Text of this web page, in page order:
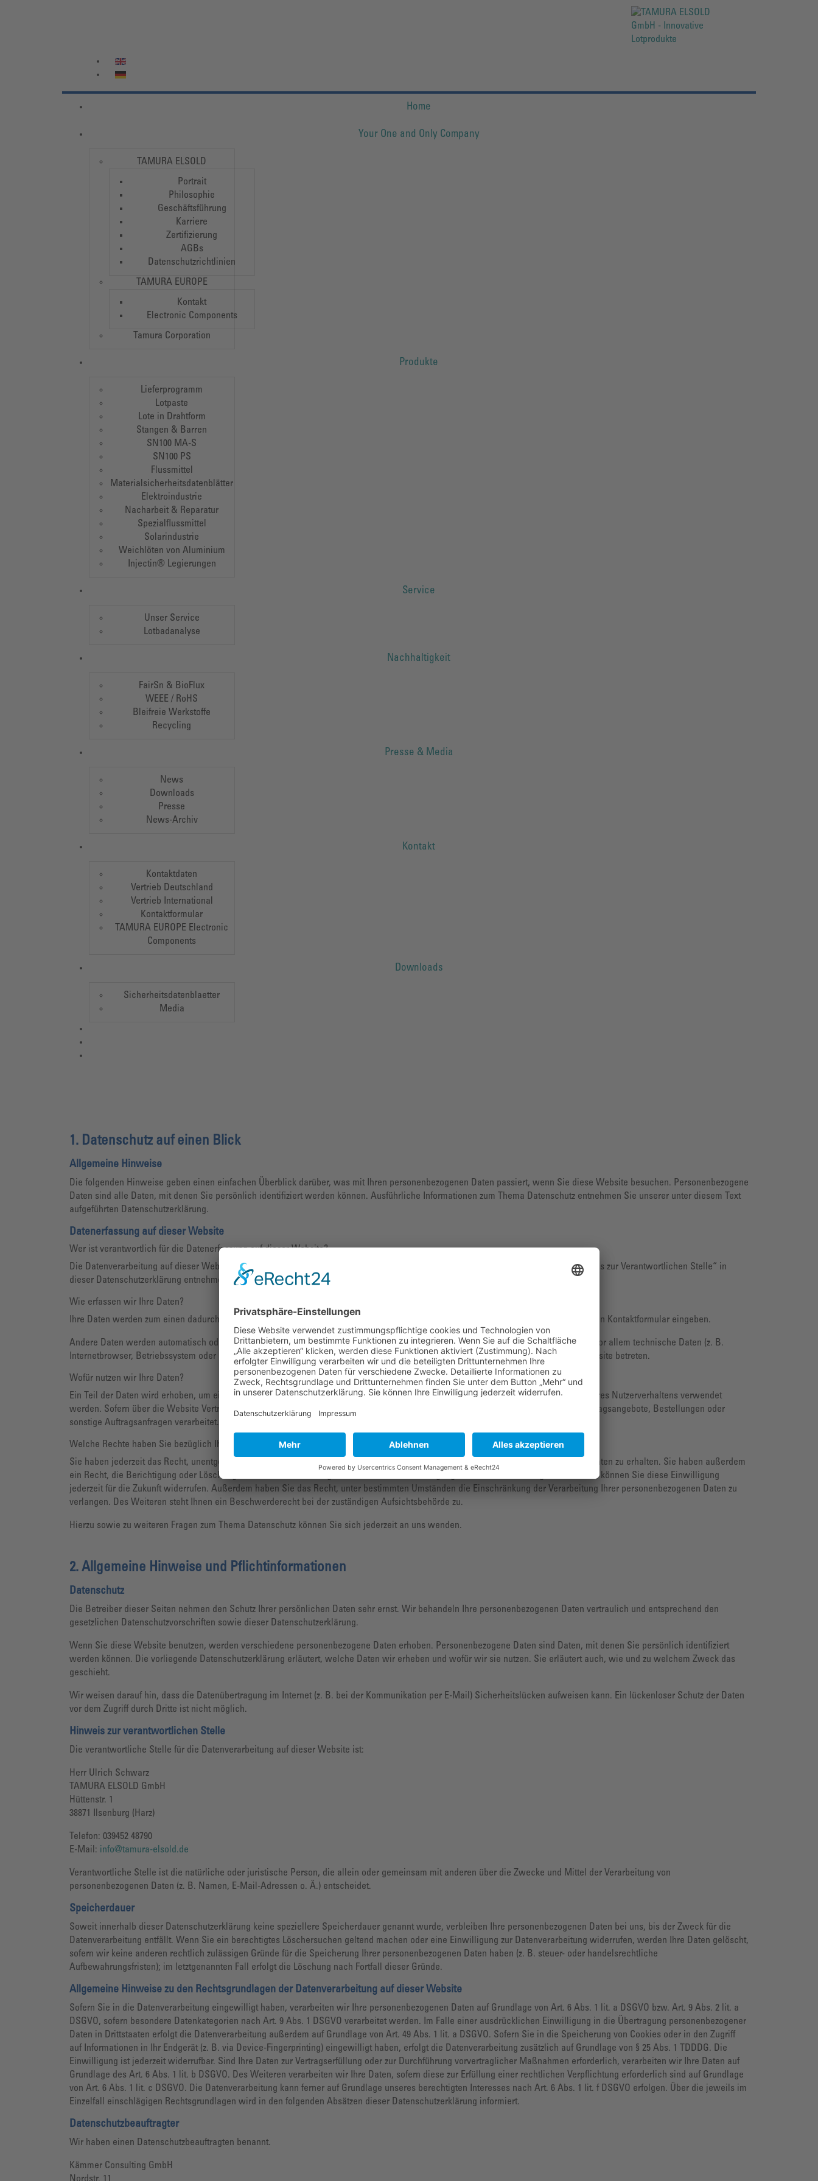
Home
Your One and Only Company
TAMURA ELSOLD
Portrait
Philosophie
Geschäftsführung
Karriere
Zertifizierung
AGBs
Datenschutzrichtlinien
TAMURA EUROPE
Kontakt
Electronic Components
Tamura Corporation
Produkte
Lieferprogramm
Lotpaste
Lote in Drahtform
Stangen & Barren
SN100 MA-S
SN100 PS
Flussmittel
Materialsicherheitsdatenblätter
Elektroindustrie
Nacharbeit & Reparatur
Spezialflussmittel
Solarindustrie
Weichlöten von Aluminium
Injectin® Legierungen
Service
Unser Service
Lotbadanalyse
Nachhaltigkeit
FairSn & BioFlux
WEEE / RoHS
Bleifreie Werkstoffe
Recycling
Presse & Media
News
Downloads
Presse
News-Archiv
Kontakt
Kontaktdaten
Vertrieb Deutschland
Vertrieb International
Kontaktformular
TAMURA EUROPE Electronic
Components
Downloads
Sicherheitsdatenblaetter
Media
1. Datenschutz auf einen Blick
Allgemeine Hinweise
Die folgenden Hinweise geben einen einfachen Überblick darüber, was mit Ihren personenbezogenen Daten passiert, wenn Sie diese Website besuchen. Personenbezogene
Daten sind alle Daten, mit denen Sie persönlich identifiziert werden können. Ausführliche Informationen zum Thema Datenschutz entnehmen Sie unserer unter diesem Text
aufgeführten Datenschutzerklärung.
Datenerfassung auf dieser Website
Wer ist verantwortlich für die Datenerfassung auf dieser Website?
Die Datenverarbeitung auf dieser Website erfolgt durch den Websitebetreiber. Dessen Kontaktdaten können Sie dem Abschnitt „Hinweis zur Verantwortlichen Stelle“ in
dieser Datenschutzerklärung entnehmen.
Wie erfassen wir Ihre Daten?
Ihre Daten werden zum einen dadurch erhoben, dass Sie uns diese mitteilen. Hierbei kann es sich z. B. um Daten handeln, die Sie in ein Kontaktformular eingeben.
Andere Daten werden automatisch oder nach Ihrer Einwilligung beim Besuch der Website durch unsere IT-Systeme erfasst. Das sind vor allem technische Daten (z. B.
Internetbrowser, Betriebssystem oder Uhrzeit des Seitenaufrufs). Die Erfassung dieser Daten erfolgt automatisch, sobald Sie diese Website betreten.
Wofür nutzen wir Ihre Daten?
Ein Teil der Daten wird erhoben, um eine fehlerfreie Bereitstellung der Website zu gewährleisten. Andere Daten können zur Analyse Ihres Nutzerverhaltens verwendet
werden. Sofern über die Website Verträge geschlossen oder angebahnt werden können, werden die übermittelten Daten auch für Vertragsangebote, Bestellungen oder
sonstige Auftragsanfragen verarbeitet.
Welche Rechte haben Sie bezüglich Ihrer Daten?
Sie haben jederzeit das Recht, unentgeltlich Auskunft über Herkunft, Empfänger und Zweck Ihrer gespeicherten personenbezogenen Daten zu erhalten. Sie haben außerdem
ein Recht, die Berichtigung oder Löschung dieser Daten zu verlangen. Wenn Sie eine Einwilligung zur Datenverarbeitung erteilt haben, können Sie diese Einwilligung
jederzeit für die Zukunft widerrufen. Außerdem haben Sie das Recht, unter bestimmten Umständen die Einschränkung der Verarbeitung Ihrer personenbezogenen Daten zu
verlangen. Des Weiteren steht Ihnen ein Beschwerderecht bei der zuständigen Aufsichtsbehörde zu.
Hierzu sowie zu weiteren Fragen zum Thema Datenschutz können Sie sich jederzeit an uns wenden.
2. Allgemeine Hinweise und Pflicht­informationen
Datenschutz
Die Betreiber dieser Seiten nehmen den Schutz Ihrer persönlichen Daten sehr ernst. Wir behandeln Ihre personenbezogenen Daten vertraulich und entsprechend den
gesetzlichen Datenschutzvorschriften sowie dieser Datenschutzerklärung.
Wenn Sie diese Website benutzen, werden verschiedene personenbezogene Daten erhoben. Personenbezogene Daten sind Daten, mit denen Sie persönlich identifiziert
werden können. Die vorliegende Datenschutzerklärung erläutert, welche Daten wir erheben und wofür wir sie nutzen. Sie erläutert auch, wie und zu welchem Zweck das
geschieht.
Wir weisen darauf hin, dass die Datenübertragung im Internet (z. B. bei der Kommunikation per E-Mail) Sicherheitslücken aufweisen kann. Ein lückenloser Schutz der Daten
vor dem Zugriff durch Dritte ist nicht möglich.
Hinweis zur verantwortlichen Stelle
Die verantwortliche Stelle für die Datenverarbeitung auf dieser Website ist:
Herr Ulrich Schwarz
TAMURA ELSOLD GmbH
Hüttenstr. 1
38871 Ilsenburg (Harz)
Telefon: 039452 48790
E-Mail: info@tamura-elsold.de
Verantwortliche Stelle ist die natürliche oder juristische Person, die allein oder gemeinsam mit anderen über die Zwecke und Mittel der Verarbeitung von
personenbezogenen Daten (z. B. Namen, E-Mail-Adressen o. Ä.) entscheidet.
Speicherdauer
Soweit innerhalb dieser Datenschutzerklärung keine speziellere Speicherdauer genannt wurde, verbleiben Ihre personenbezogenen Daten bei uns, bis der Zweck für die
Datenverarbeitung entfällt. Wenn Sie ein berechtigtes Löschersuchen geltend machen oder eine Einwilligung zur Datenverarbeitung widerrufen, werden Ihre Daten gelöscht,
sofern wir keine anderen rechtlich zulässigen Gründe für die Speicherung Ihrer personenbezogenen Daten haben (z. B. steuer- oder handelsrechtliche
Aufbewahrungsfristen); im letztgenannten Fall erfolgt die Löschung nach Fortfall dieser Gründe.
Allgemeine Hinweise zu den Rechtsgrundlagen der Datenverarbeitung auf dieser Website
Sofern Sie in die Datenverarbeitung eingewilligt haben, verarbeiten wir Ihre personenbezogenen Daten auf Grundlage von Art. 6 Abs. 1 lit. a DSGVO bzw. Art. 9 Abs. 2 lit. a
DSGVO, sofern besondere Datenkategorien nach Art. 9 Abs. 1 DSGVO verarbeitet werden. Im Falle einer ausdrücklichen Einwilligung in die Übertragung personenbezogener
Daten in Drittstaaten erfolgt die Datenverarbeitung außerdem auf Grundlage von Art. 49 Abs. 1 lit. a DSGVO. Sofern Sie in die Speicherung von Cookies oder in den Zugriff
auf Informationen in Ihr Endgerät (z. B. via Device-Fingerprinting) eingewilligt haben, erfolgt die Datenverarbeitung zusätzlich auf Grundlage von § 25 Abs. 1 TDDDG. Die
Einwilligung ist jederzeit widerrufbar. Sind Ihre Daten zur Vertragserfüllung oder zur Durchführung vorvertraglicher Maßnahmen erforderlich, verarbeiten wir Ihre Daten auf
Grundlage des Art. 6 Abs. 1 lit. b DSGVO. Des Weiteren verarbeiten wir Ihre Daten, sofern diese zur Erfüllung einer rechtlichen Verpflichtung erforderlich sind auf Grundlage
von Art. 6 Abs. 1 lit. c DSGVO. Die Datenverarbeitung kann ferner auf Grundlage unseres berechtigten Interesses nach Art. 6 Abs. 1 lit. f DSGVO erfolgen. Über die jeweils im
Einzelfall einschlägigen Rechtsgrundlagen wird in den folgenden Absätzen dieser Datenschutzerklärung informiert.
Datenschutz­beauftragter
Wir haben einen Datenschutzbeauftragten benannt.
Kämmer Consulting GmbH